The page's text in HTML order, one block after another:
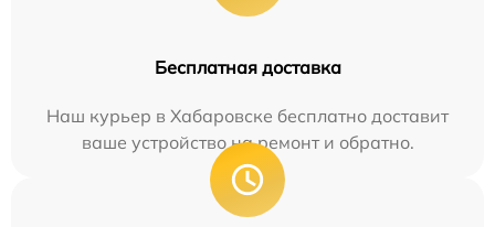
Бесплатная доставка
Наш курьер в Хабаровске бесплатно доставит
ваше устройство на ремонт и обратно.